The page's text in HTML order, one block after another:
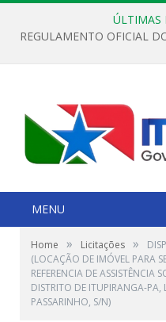
ÚLTIMAS
MENU
Home » Licitações »
(LOCAÇÃO DE IMÓVEL PARA
REFERENCIA DE ASSISTÊNCIA
DISTRITO DE ITUPIRANGA-
PASSARINHO, S/N)